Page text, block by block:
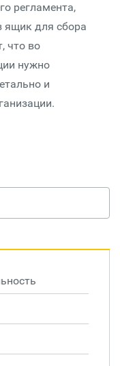
регламента,
ящик для сбора
что во
нужно
и